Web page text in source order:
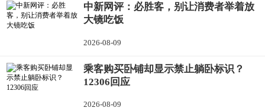
中新网评：必胜客，别让消费者举着放
大镜吃饭
2026-08-09
乘客购买卧铺却显示禁止躺卧标识？
12306回应
2026-08-09